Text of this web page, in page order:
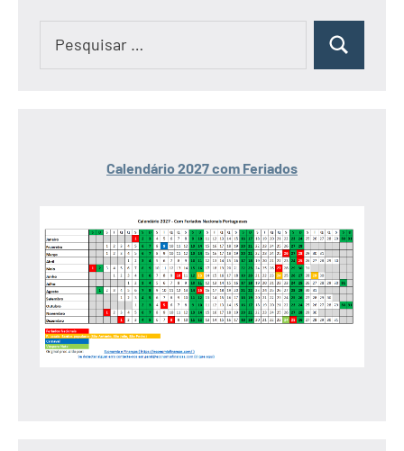
Pesquisar
Calendário 2027 com Feriados